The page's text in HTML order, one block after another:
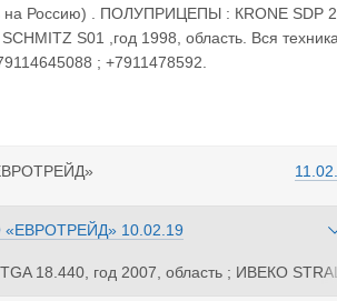
на Россию) . ПОЛУПРИЦЕПЫ : КRONE SDP
SCHMITZ S01 ,год 1998, область. Вся
; +7911478592.
10.02.19
18.440, год 2007, область ; ИВЕКО